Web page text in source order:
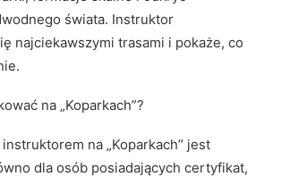
świata. Instruktor
najciekawszymi trasami i pokaże, co
na „Koparkach”?
na „Koparkach” jest
dla osób posiadających certyfikat,